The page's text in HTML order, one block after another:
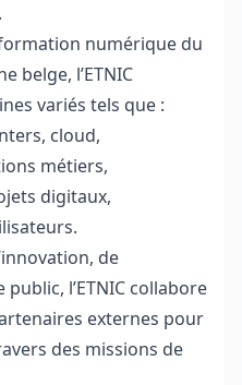
numérique du
belge, l’ETNIC
variés tels que :
cloud,
métiers,
digitaux,
de
l’ETNIC collabore
externes pour
des missions de